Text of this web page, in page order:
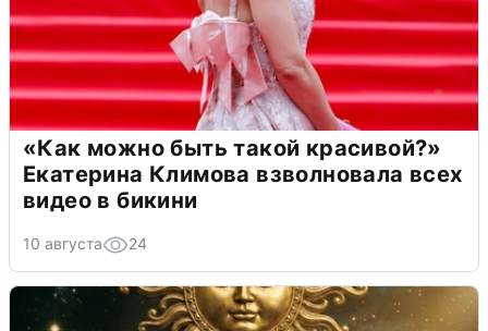
«Как можно быть такой красивой?»
Екатерина Климова взволновала всех
видео в бикини
10 августа 24